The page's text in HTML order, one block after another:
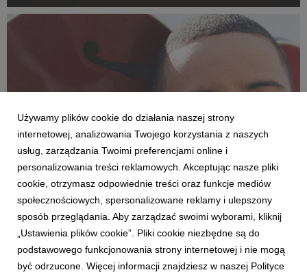
z kolorowych bloków na największe festiwale w kra...
AKTUALNOŚCI
Daniel Godson odfiltrowuje rzeczywistość
26 czerwca 2026
W nowym singlu o tytule “Esmeralda” Daniel śpiewa o walce o
siebie w “perfekcyjnej rzeczywistości” social mediów. Piosenka
Używamy plików cookie do działania naszej strony
internetowej, analizowania Twojego korzystania z naszych
usług, zarządzania Twoimi preferencjami online i
personalizowania treści reklamowych. Akceptując nasze pliki
cookie, otrzymasz odpowiednie treści oraz funkcje mediów
społecznościowych, spersonalizowane reklamy i ulepszony
sposób przeglądania. Aby zarządzać swoimi wyborami, kliknij
„Ustawienia plików cookie”. Pliki cookie niezbędne są do
podstawowego funkcjonowania strony internetowej i nie mogą
być odrzucone. Więcej informacji znajdziesz w naszej Polityce